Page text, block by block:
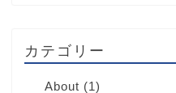
カテゴリー
About (1)